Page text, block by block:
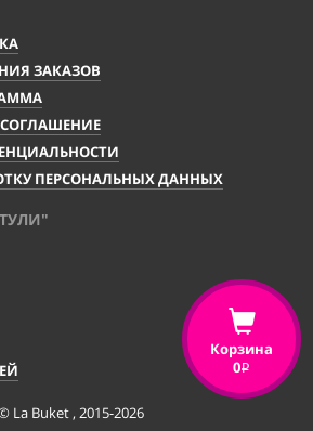
ЗАКАЗОВ
ПЕРСОНАЛЬНЫХ ДАННЫХ
La Buket , 2015-2026
Корзина
0i